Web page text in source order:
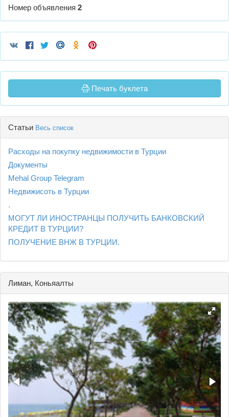
Номер объявления 2
Печать буклета
Статьи Весь список
Расходы на покупку недвижимости в Турции
Документы
Mehal Group Telegram
Недвижисоть в Турции
.
МОГУТ ЛИ ИНОСТРАНЦЫ ПОЛУЧИТЬ БАНКОВСКИЙ
КРЕДИТ В ТУРЦИИ?
ПОЛУЧЕНИЕ ВНЖ В ТУРЦИИ.
Лиман, Коньяалты